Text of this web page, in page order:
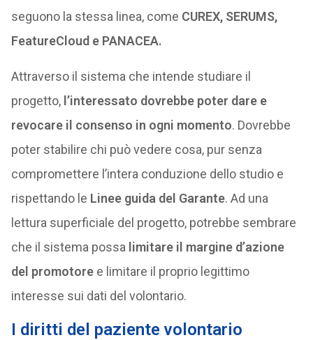
seguono la stessa linea, come CUREX, SERUMS,
FeatureCloud e PANACEA.
Attraverso il sistema che intende studiare il
progetto, l’interessato dovrebbe poter dare e
revocare il consenso in ogni momento. Dovrebbe
poter stabilire chi può vedere cosa, pur senza
compromettere l’intera conduzione dello studio e
rispettando le Linee guida del Garante. Ad una
lettura superficiale del progetto, potrebbe sembrare
che il sistema possa limitare il margine d’azione
del promotoree limitare il proprio legittimo
interesse sui dati del volontario.
I diritti del paziente volontario